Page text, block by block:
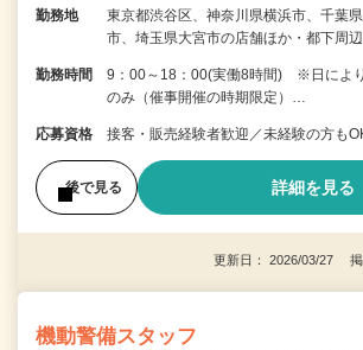
勤務地
東京都渋谷区、神奈川県横浜市、千葉
市、埼玉県大宮市の店舗ほか・都下周
勤務時間
9：00～18：00(実働8時間) ※日によ
のみ（催事開催の時期限定）…
応募資格 接客・販売経験者歓迎／未経験の方も
後で見る 詳細を見る
更新日： 2026/03/27 掲
機動警備スタッフ